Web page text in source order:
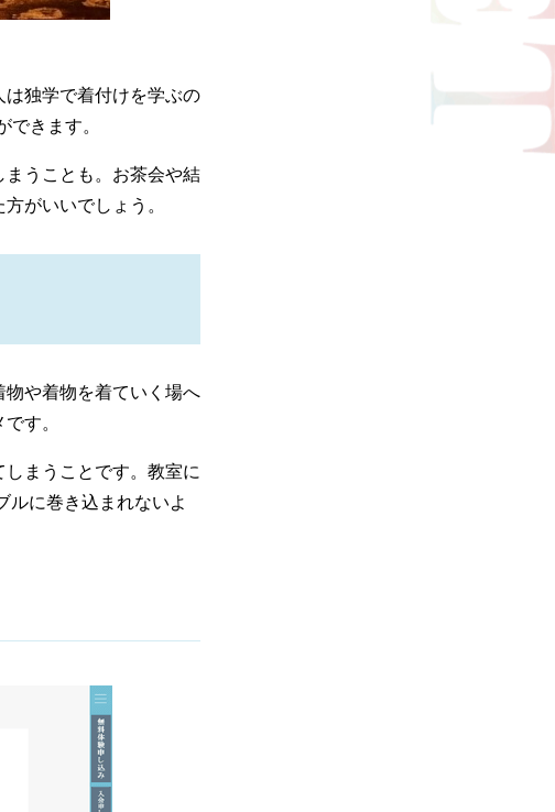
は独学で着付けを学ぶの
きます。
うことも。お茶会や結
がいいでしょう。
や着物を着ていく場へ
す。
まうことです。教室に
ルに巻き込まれないよ